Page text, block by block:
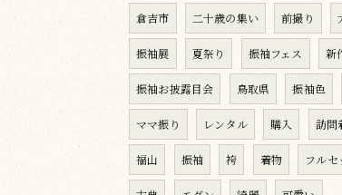
倉吉市 二十歳の集い 前撮り
振袖展 夏祭り 振袖フェス 新
振袖お披露目会 鳥取県 振袖色
ママ振り レンタル 購入 訪問
福山 振袖 袴 着物 フルセ